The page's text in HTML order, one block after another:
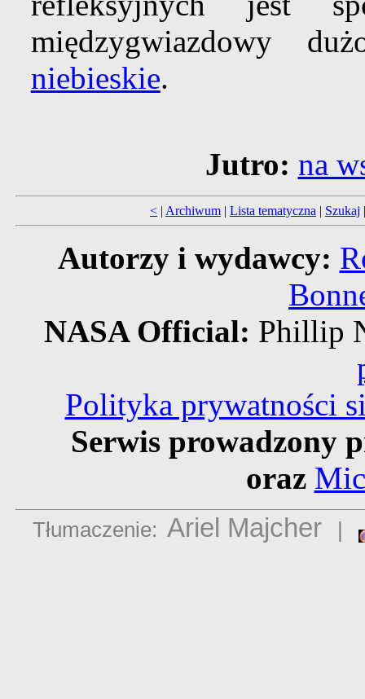
międzygwiazdowy
niebieskie.
Jutro: na
< | Archiwum | Lista tematyczna | Szukaj
Autorzy i wydawcy:
NASA Official: Phillip
Polityka prywatności
Serwis prowadzony
oraz
Tłumaczenie: Ariel Majcher |